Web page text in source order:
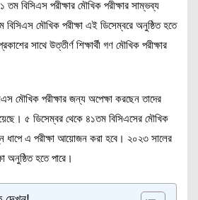
বিসিএস পরীক্ষার মৌখিক পরীক্ষার সাম্ভব্য
মৌখিক পরীক্ষা এই ডিসেম্বরে অনুষ্ঠিত হতে
সাথে উত্তীর্ণ শিক্ষার্থী গণ মৌখিক পরীক্ষার
মৌখিক পরীক্ষার জন্য অপেক্ষা করছেন তাদের
৫ ডিসেম্বর থেকে ৪১তম বিসিএসের মৌখিক
ধাপে এ পরীক্ষা আয়োজন করা হবে। ২০২৩ সালের
অনুষ্ঠিত হতে পারে।